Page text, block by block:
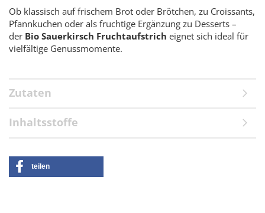
Ob klassisch auf frischem Brot oder Brötchen, zu Croissants,
Pfannkuchen oder als fruchtige Ergänzung zu Desserts –
der Bio Sauerkirsch Fruchtaufstrich eignet sich ideal für
vielfältige Genussmomente.
Zutaten
Inhaltsstoffe
teilen